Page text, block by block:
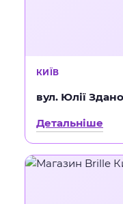
КИЇВ
вул. Юлії
Детальніше